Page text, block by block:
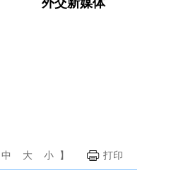
外交新媒体
中 大 小 】 打印